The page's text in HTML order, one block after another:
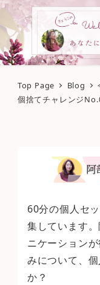
Top Page Blog
個捨てチャレンジ
60分の個人セ
集しています
ニケーション
みについて、
か？